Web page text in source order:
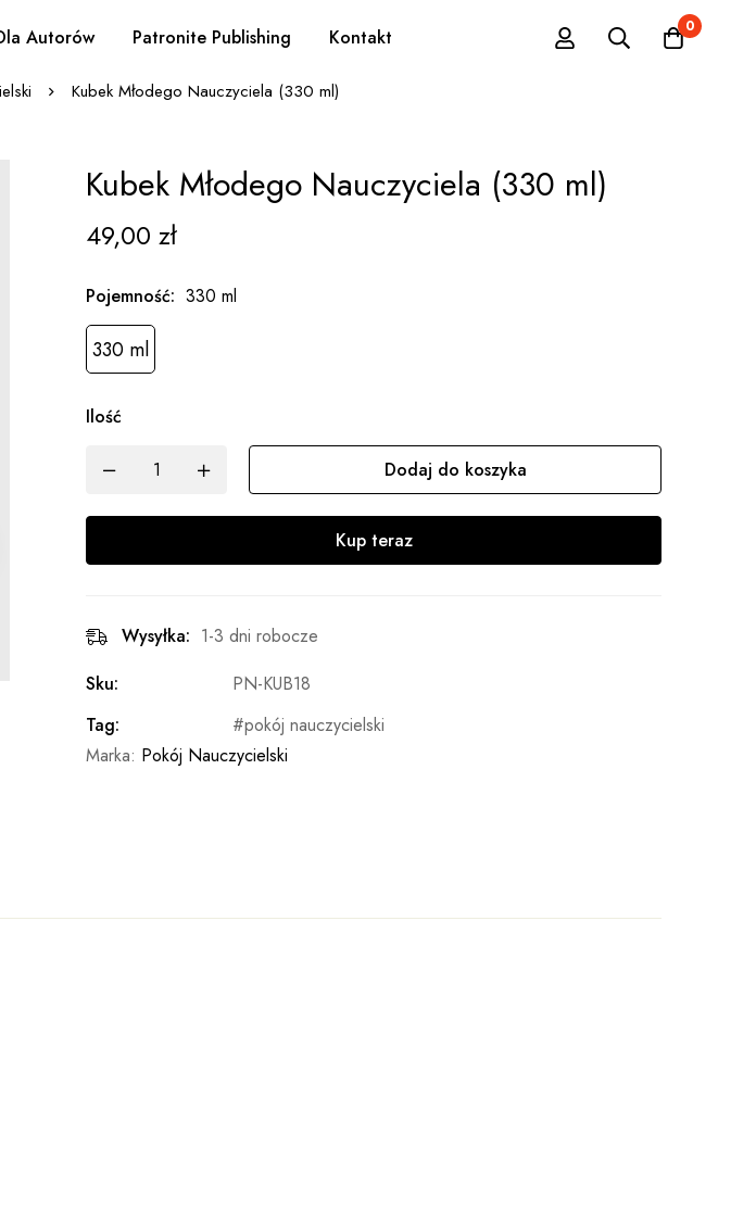
Autorów Patronite Publishing Kontakt 0
Kubek Młodego Nauczyciela (330 ml)
Kubek Młodego Nauczyciela (330 ml)
49,00 zł
Pojemność: 330 ml
330 ml
Ilość
Dodaj do koszyka
Kup teraz
Wysyłka: 1-3 dni robocze
Sku:
PN-KUB18
Tag:
pokój nauczycielski
Marka: Pokój Nauczycielski